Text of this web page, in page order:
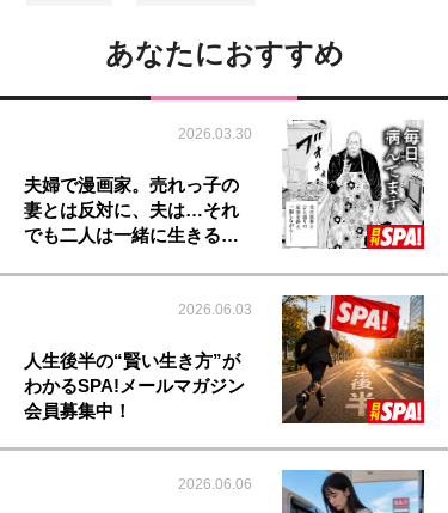
あなたにおすすめ
2026.03.30
夫婦で漫画家。売れっ子の
妻とは反対に、夫は…それ
でも二人は一緒に生きる…
2026.06.03
人生後半の“賢い生き方”が
わかるSPA!メールマガジン
会員募集中！
2026.06.06